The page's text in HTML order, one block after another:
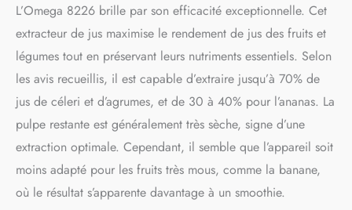
L’Omega 8226 brille par son efficacité exceptionnelle. Cet
extracteur de jus maximise le rendement de jus des fruits et
légumes tout en préservant leurs nutriments essentiels. Selon
les avis recueillis, il est capable d’extraire jusqu’à 70% de
jus de céleri et d’agrumes, et de 30 à 40% pour l’ananas. La
pulpe restante est généralement très sèche, signe d’une
extraction optimale. Cependant, il semble que l’appareil soit
moins adapté pour les fruits très mous, comme la banane,
où le résultat s’apparente davantage à un smoothie.